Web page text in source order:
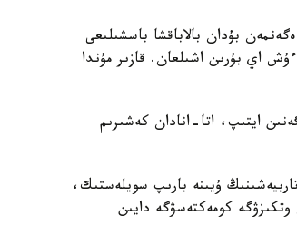
بۇدان بالاباقشا باسشىلىعى
اي بۇرىن اشىلعان. قازىر مۇندا
ايتىپ، اتا-انادان كەشىرىم
ۇيىنە بارىپ سويلەستىك،
وتكىزۋگە كومەكتەسۋگە دايىن